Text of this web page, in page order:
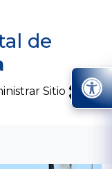
de
Sitio